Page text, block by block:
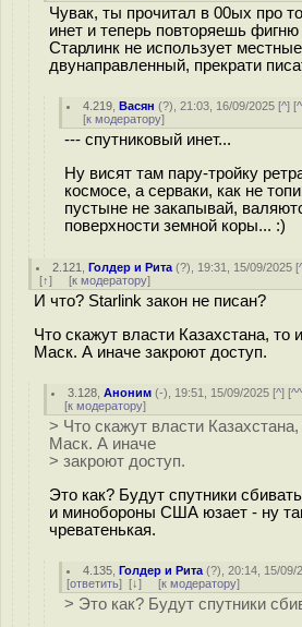
Чувак, ты прочитал в 00ых про
инет и теперь повторяешь фигню
Старлинк не использует
двунаправленный, прекрати
4.219 ,Васян (?), 21:03, 16/09/2025 [^] [
[к модератору]
--- спутниковый инет...
Ну висят там пару-тройку
космосе, а серваки, как не
пустыне не закапывай,
поверхности земной коры... :)
2.121 ,Голдер и Рита (?), 19:31, 15/09/2025 [
[↑] [к модератору]
И что? Starlink закон не писан?
Что скажут власти Казахстана, то
Маск. А иначе закроют доступ.
3.128 ,Аноним (-), 19:51, 15/09/2025 [^] [^^
[к модератору]
> Что скажут власти
Маск. А иначе
> закроют доступ.
Это как? Будут спутники
и минобороны США юзает - ну
чреватенькая.
4.135 ,Голдер и Рита (?), 20:14, 15/09/
[ответить] [↓] [к модератору]
> Это как? Будут спутники